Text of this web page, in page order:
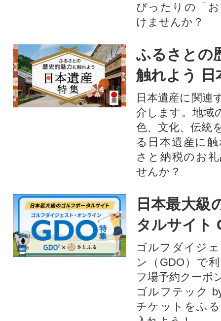
ぴったりの「
けませんか？
ふるさとの
触れよう 日
日本遺産に関連
介します。地域
色、文化、伝統
る日本遺産に
さと納税のお
せんか？​​​
日本最大級
タルサイト
ゴルフダイジ
ン（GDO）で
フ場予約クーポ
ゴルフテック
チケットをふ